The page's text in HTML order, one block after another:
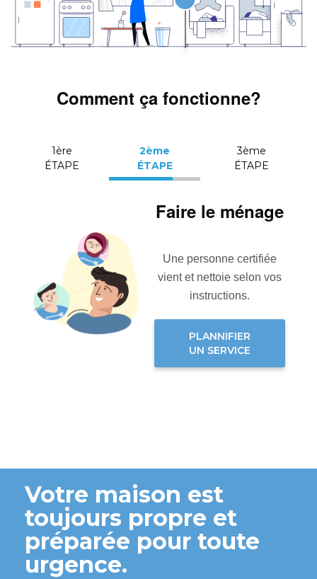
Comment ça fonctionne?
1ère
ÉTAPE
2ème
ÉTAPE
3ème
ÉTAPE
Faire le ménage
Une personne certifiée
vient et nettoie selon vos
instructions.
PLANNIFIER
UN SERVICE
Votre maison est
toujours propre et
préparée pour toute
urgence.